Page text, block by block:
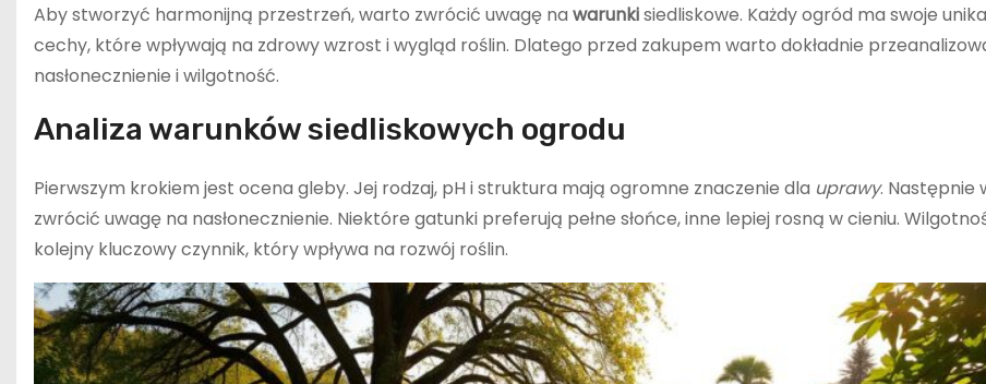
Aby stworzyć harmonijną przestrzeń, warto zwrócić uwagę na warunkisiedliskowe. Każdy ogród ma swoje
cechy, które wpływają na zdrowy wzrost i wygląd roślin. Dlatego przed zakupem warto dokładnie
nasłonecznienie i wilgotność.
Analiza warunków siedliskowych ogrodu
Pierwszym krokiem jest ocena gleby. Jej rodzaj, pH i struktura mają ogromne znaczenie dla uprawy. Następnie
zwrócić uwagę na nasłonecznienie. Niektóre gatunki preferują pełne słońce, inne lepiej rosną w cieniu.
kolejny kluczowy czynnik, który wpływa na rozwój roślin.